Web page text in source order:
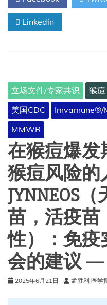
试
验
开
幼
儿、
孕
妇
中
行
Linkedin
立场文件/专家共识 猴痘
美国CDC
Imvamune®/
MMWR
在猴痘爆发
猴痘风险的
JYNNEOS
苗，活疫苗
性）：免疫
会的建议 —
2025年6月21日 孟胜利 医学